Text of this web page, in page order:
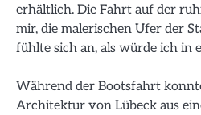
erhältlich. Die Fahrt auf der
mir, die malerischen Ufer der
fühlte sich an, als würde ich in
Während der Bootsfahrt
Architektur von Lübeck aus